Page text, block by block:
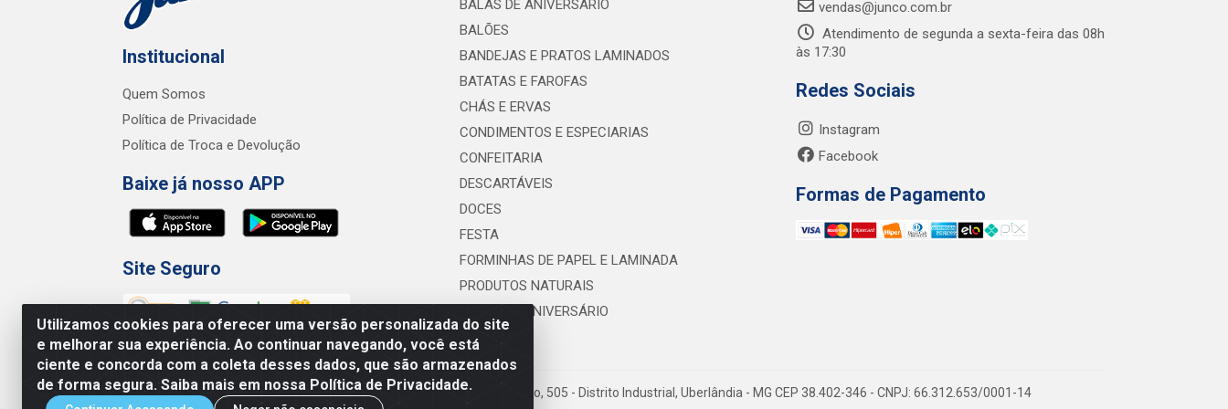
Utilizamos cookies para oferecer uma versão personalizada do site
e melhorar sua experiência. Ao continuar navegando, você está
ciente e concorda com a coleta desses dados, que são armazenados
de forma segura. Saiba mais em nossa Política de Privacidade.
Institucional
Quem Somos
Política de Privacidade
Política de Troca e Devolução
Baixe já nosso APP
Site Seguro
BALAS DE ANIVERSÁRIO
BALÕES
BANDEJAS E PRATOS LAMINADOS
BATATAS E FAROFAS
CHÁS E ERVAS
CONDIMENTOS E ESPECIARIAS
CONFEITARIA
DESCARTÁVEIS
DOCES
FESTA
FORMINHAS DE PAPEL E LAMINADA
PRODUTOS NATURAIS
VELAS DE ANIVERSÁRIO
vendas@junco.com.br
Atendimento de segunda a sexta-feira das 08h
às 17:30
Redes Sociais
Instagram
Facebook
Formas de Pagamento
Junco Industria e Comercio Ltda - R. Lineu Anterino Mariano, 505 - Distrito Industrial, Uberlândia - MG CEP 38.402-346 - CNPJ: 66.312.653/0001-14